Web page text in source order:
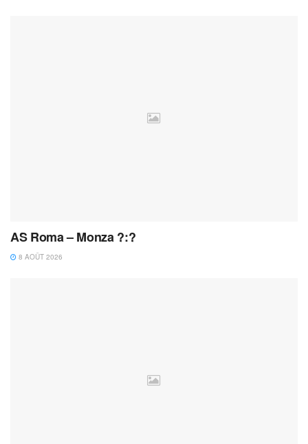
AS Roma – Monza ?:?
8 AOÛT 2026